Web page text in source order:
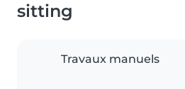
sitting
Travaux manuels